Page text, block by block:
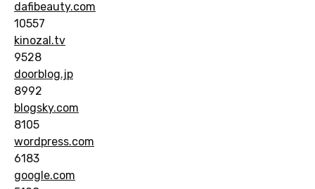
dafibeauty.com
10557
kinozal.tv
9528
doorblog.jp
8992
blogsky.com
8105
wordpress.com
6183
google.com